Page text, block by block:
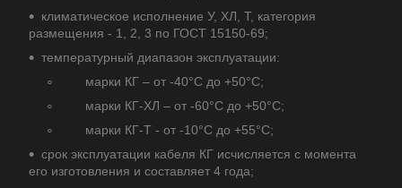
климатическое исполнение У, ХЛ, Т, категория
размещения - 1, 2, 3 по ГОСТ 15150-69;
температурный диапазон эксплуатации:
марки КГ – от -40°С до +50°С;
марки КГ-ХЛ – от -60°С до +50°С;
марки КГ-Т - от -10°С до +55°С;
срок эксплуатации кабеля КГ исчисляется с момента
его изготовления и составляет 4 года;